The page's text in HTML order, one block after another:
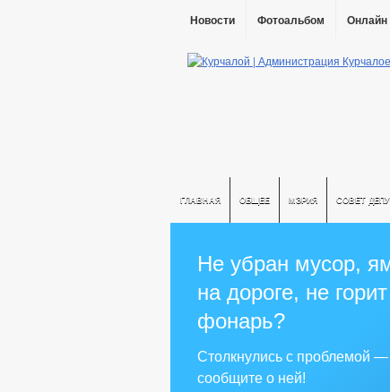
Новости Фотоальбом Онлайн
ГЛАВНАЯ ОБЩЕЕ МЭРИЯ СОВЕТ
Не убран мусор,
на дороге, не горит
фонарь?
Столкнулись с проблемой —
сообщите о ней!